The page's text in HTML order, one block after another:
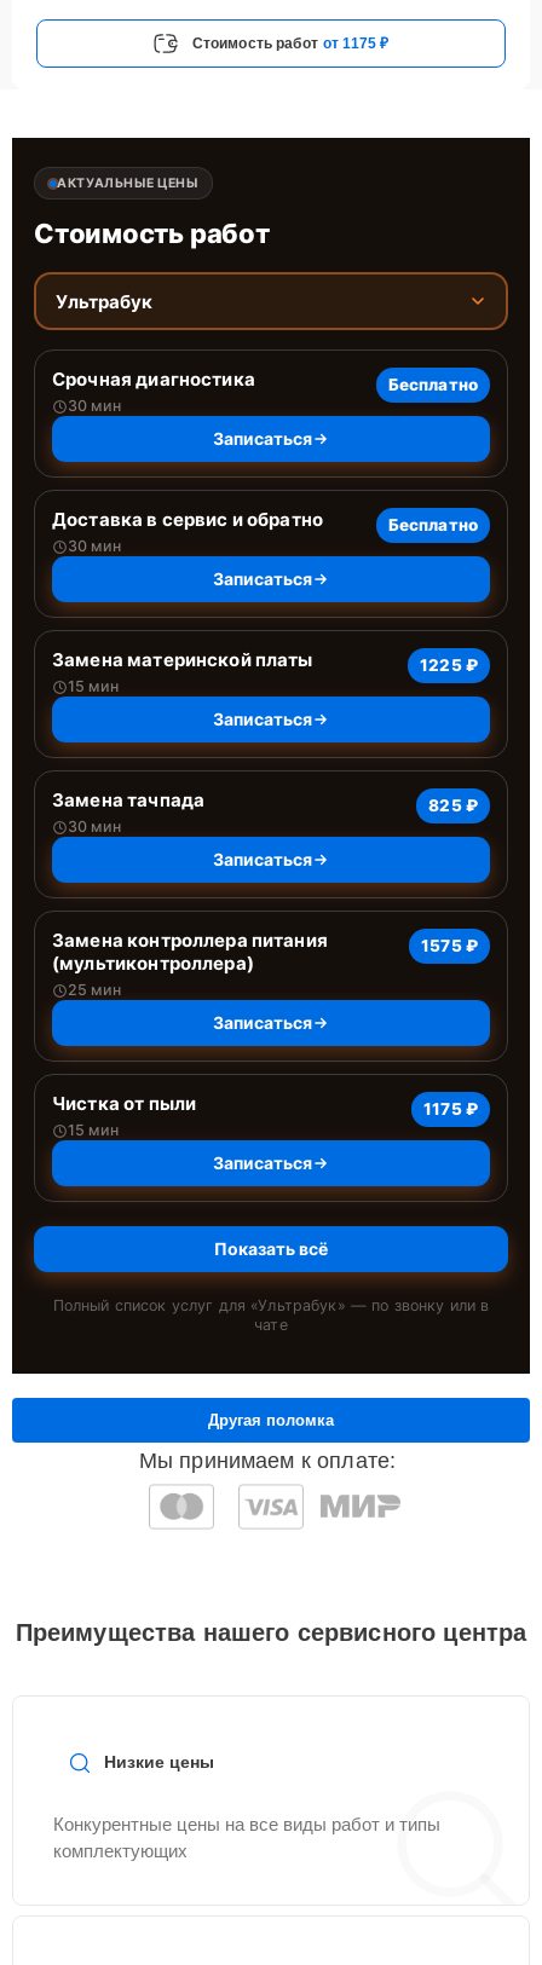
Стоимость работ от 1175 ₽
АКТУАЛЬНЫЕ ЦЕНЫ
Стоимость работ
Ультрабук
Срочная диагностика
30 мин
Бесплатно
Записаться
Доставка в сервис и обратно
30 мин
Бесплатно
Записаться
Замена материнской платы
15 мин
1225 ₽
Записаться
Замена тачпада
30 мин
825 ₽
Записаться
Замена контроллера питания
(мультиконтроллера)
25 мин
1575 ₽
Записаться
Чистка от пыли
15 мин
1175 ₽
Записаться
Показать всё
Полный список услуг для «Ультрабук » — по звонку или в
чате
Мы принимаем к оплате:
Другая поломка
Преимущества нашего сервисного центра
Низкие цены
Конкурентные цены на все виды работ и типы
комплектующих